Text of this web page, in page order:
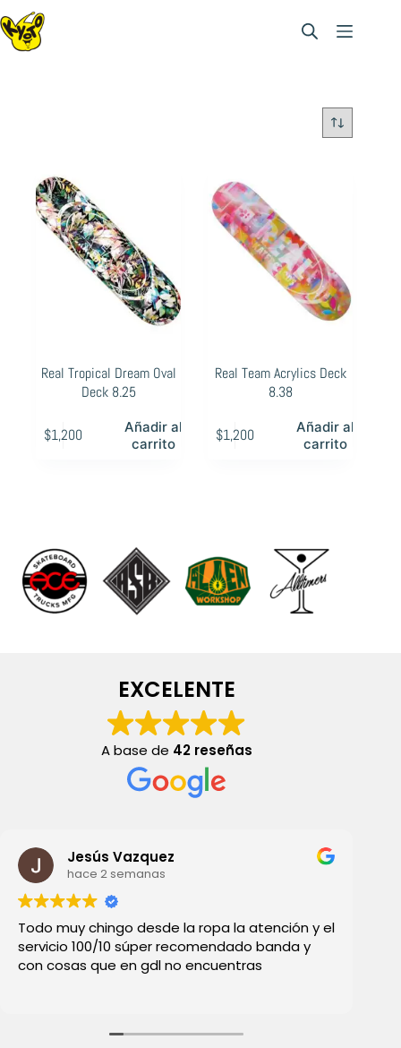
Saltar
al
contenido
Real Tropical Dream Oval
Deck 8.25
$1,200
Añadir al
carrito
Real Team Acrylics Deck
8.38
$1,200
Añadir al
carrito
EXCELENTE
A base de 42 reseñas
Jesús Vazquez
hace 2 semanas
Todo muy chingo desde la ropa la atención y el
servicio 100/10 súper recomendado banda y
con cosas que en gdl no encuentras